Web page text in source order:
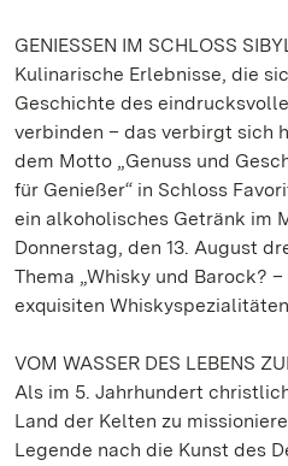
GENIESSEN IM SCHLOSS
Kulinarische Erlebnisse, die
Geschichte des
verbinden – das verbirgt sich
dem Motto „Genuss und
für Genießer“ in Schloss
ein alkoholisches Getränk im
Donnerstag, den 13. August
Thema „Whisky und Barock?
exquisiten
VOM WASSER DES LEBENS
Als im 5. Jahrhundert
Land der Kelten zu
Legende nach die Kunst des